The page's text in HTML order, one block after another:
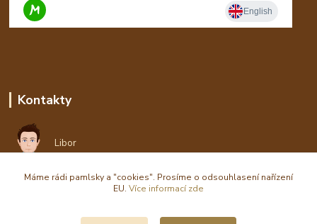
Kontakty
Libor
eshop(zavináč)waldi.cz
Máme rádi pamlsky a "cookies". Prosíme o odsouhlasení nařízení
EU. Více informací zde